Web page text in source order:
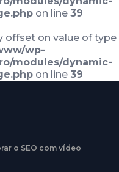
on line 39
offset on value of type
wp-
modules/dynamic-
on line 39
o SEO com vídeo